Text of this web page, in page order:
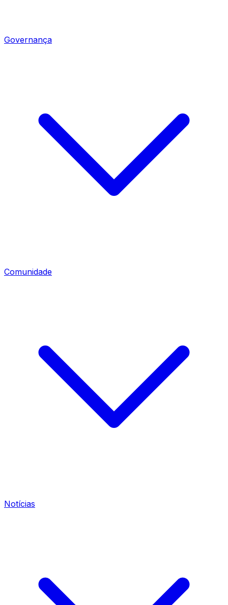
Governança
Comunidade
Notícias